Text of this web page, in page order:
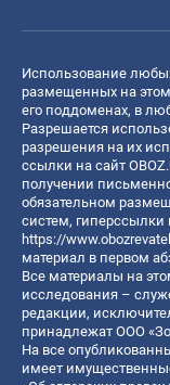
Использование
размещенных на
его поддоменах, в
Разрешается
разрешения на их
ссылки на сайт
получении
обязательном
систем, гиперссылки
https://
материал в первом
Все материалы на
исследования –
редакции,
принадлежат ООО
На все
имеет